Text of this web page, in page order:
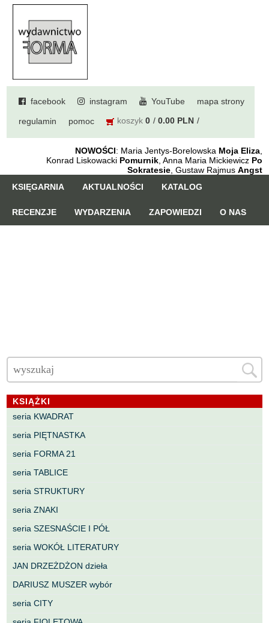
facebook instagram YouTube mapa strony
regulamin pomoc koszyk 0 0.00 PLN
NOWOŚCI: Maria Jentys-Borelowska Moja Eliza,
Konrad Liskowacki Pomurnik, Anna Maria Mickiewicz Po
Sokratesie, Gustaw Rajmus Angst
KSIĘGARNIA
AKTUALNOŚCI KATALOG
RECENZJE WYDARZENIA ZAPOWIEDZI O NAS
KSIĄŻKI
seria KWADRAT
seria PIĘTNASTKA
seria FORMA 21
seria TABLICE
seria STRUKTURY
seria ZNAKI
seria SZESNAŚCIE I PÓŁ
seria WOKÓŁ LITERATURY
JAN DRZEŻDŻON dzieła
DARIUSZ MUSZER wybór
seria CITY